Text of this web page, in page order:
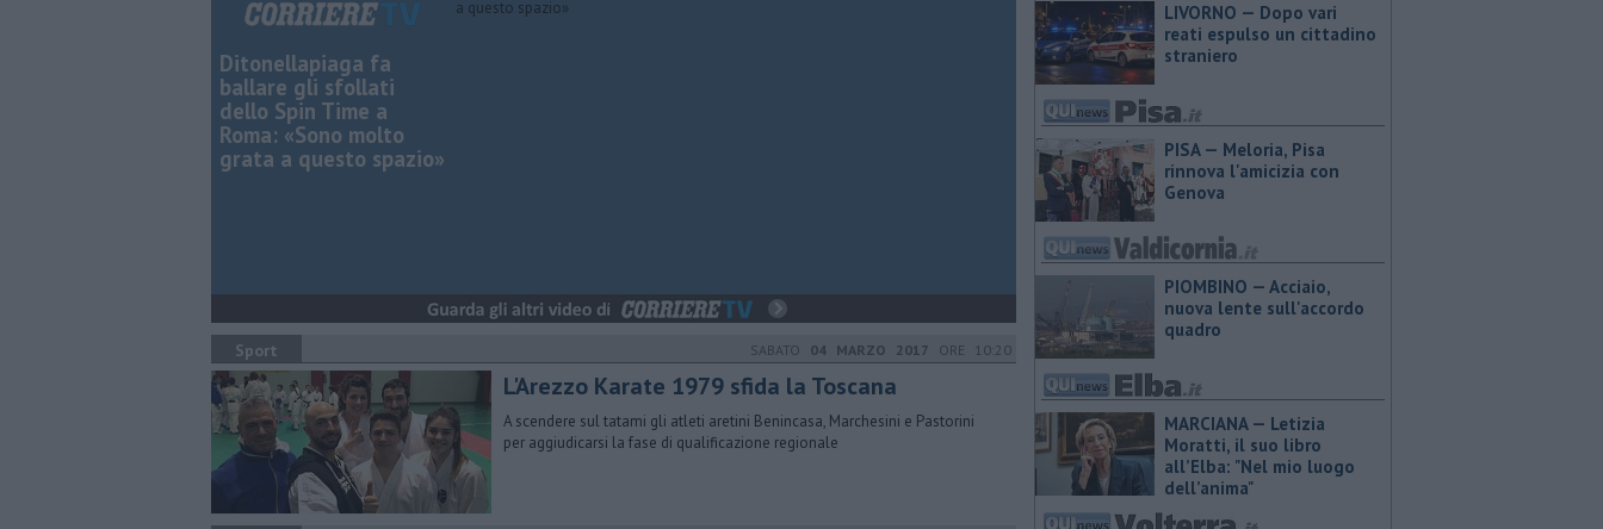
Ditonellapiaga fa
ballare gli sfollati
dello Spin Time a
Roma: «Sono molto
grata a questo spazio»
Sport SABATO 04 MARZO 2017 ORE 10:20
L'Arezzo Karate 1979 sfida la Toscana
A scendere sul tatami gli atleti aretini Benincasa, Marchesini e Pastorini
per aggiudicarsi la fase di qualificazione regionale
LIVORNO — Dopo vari
reati espulso un cittadino
straniero
PISA — Meloria, Pisa
rinnova l'amicizia con
Genova
PIOMBINO — Acciaio,
nuova lente sull'accordo
quadro
MARCIANA — ​Letizia
Moratti, il suo libro
all’Elba: "Nel mio luogo
dell’anima"